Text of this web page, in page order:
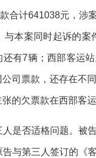
合计641038元，涉
与本案同时起诉的
有7辆；西部客运
司票款，还存在不
的欠票款在西部客
是否适格问题。被
与第三人签订的《